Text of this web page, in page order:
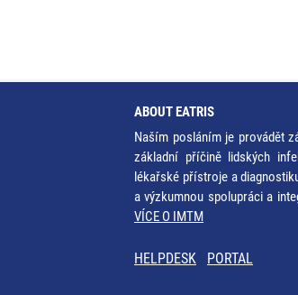
ABOUT EATRIS
Naším posláním je provádět
základní příčině lidských
lékařské přístroje a
a výzkumnou spolupráci a
VÍCE O IMTM
HELPDESK PORTAL